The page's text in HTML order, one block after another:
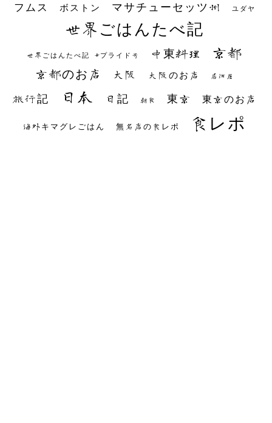
フムス ボストン マサチューセッツ州 ユダヤ
世界ごはんたべ記
世界ごはんたべ記 #プライド号 中東料理 京都
京都のお店 大阪 大阪のお店 居酒屋
旅行記 日本 日記 朝食 東京 東京のお店
海外キマグレごはん 無名店の食レポ 食レポ